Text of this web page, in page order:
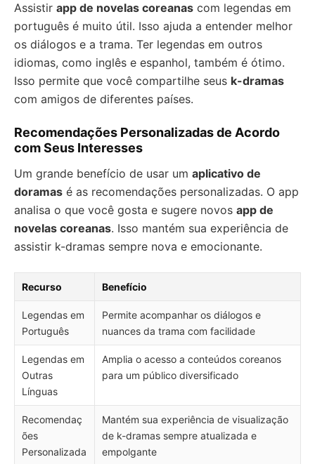
Assistir app de novelas coreanas com legendas em
português é muito útil. Isso ajuda a entender melhor
os diálogos e a trama. Ter legendas em outros
idiomas, como inglês e espanhol, também é ótimo.
Isso permite que você compartilhe seus k-dramas
com amigos de diferentes países.
Recomendações Personalizadas de Acordo
com Seus Interesses
Um grande benefício de usar um aplicativo de
doramas é as recomendações personalizadas. O app
analisa o que você gosta e sugere novos app de
novelas coreanas. Isso mantém sua experiência de
assistir k-dramas sempre nova e emocionante.
Recurso Benefício
Legendas em
Português
Permite acompanhar os diálogos e
nuances da trama com facilidade
Legendas em
Outras
Línguas
Amplia o acesso a conteúdos coreanos
para um público diversificado
Recomendaç
ões
Personalizada
Mantém sua experiência de visualização
de k-dramas sempre atualizada e
empolgante